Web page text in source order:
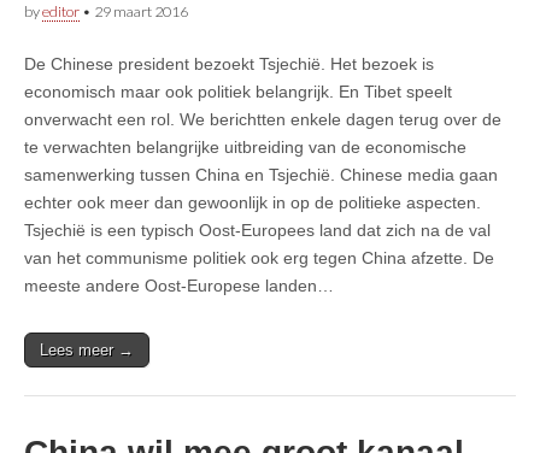
byeditor • 29 maart 2016
De Chinese president bezoekt Tsjechië. Het bezoek is
economisch maar ook politiek belangrijk. En Tibet speelt
onverwacht een rol. We berichtten enkele dagen terug over de
te verwachten belangrijke uitbreiding van de economische
samenwerking tussen China en Tsjechië. Chinese media gaan
echter ook meer dan gewoonlijk in op de politieke aspecten.
Tsjechië is een typisch Oost-Europees land dat zich na de val
van het communisme politiek ook erg tegen China afzette. De
meeste andere Oost-Europese landen…
Lees meer →